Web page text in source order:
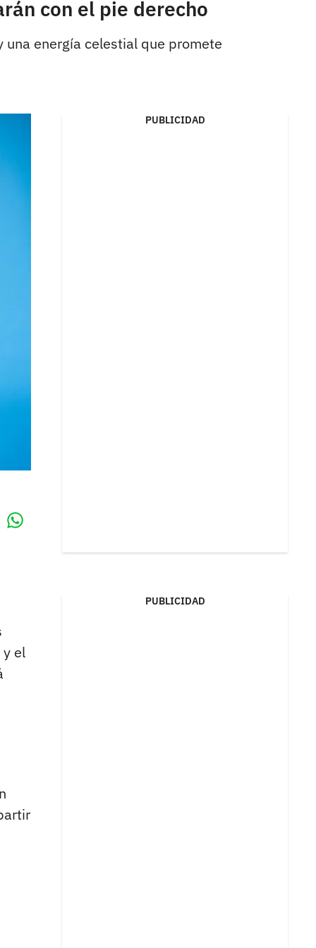
con el pie derecho
una energía celestial que promete
el
PUBLICIDAD
PUBLICIDAD